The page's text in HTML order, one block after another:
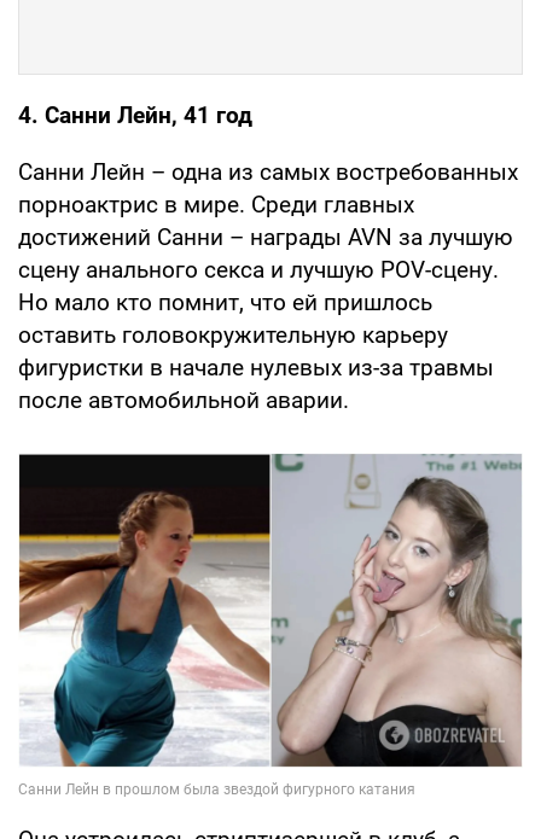
4. Санни Лейн, 41 год
Санни Лейн – одна из самых востребованных
порноактрис в мире. Среди главных
достижений Санни – награды AVN за лучшую
сцену анального секса и лучшую POV-сцену.
Но мало кто помнит, что ей пришлось
оставить головокружительную карьеру
фигуристки в начале нулевых из-за травмы
после автомобильной аварии.